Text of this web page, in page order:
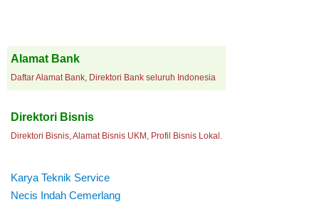
Alamat Bank
Daftar Alamat Bank, Direktori Bank seluruh Indonesia
Direktori Bisnis
Direktori Bisnis, Alamat Bisnis UKM, Profil Bisnis Lokal.
Karya Teknik Service
Necis Indah Cemerlang